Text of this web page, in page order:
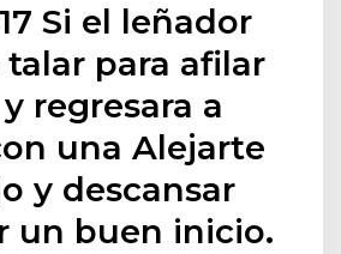
Si el leñador
para afilar
regresara a
una Alejarte
y descansar
un buen inicio.